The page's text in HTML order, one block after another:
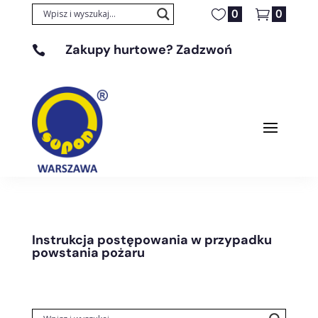
0 0
 Zakupy hurtowe? Zadzwoń
Instrukcja postępowania w przypadku
powstania pożaru